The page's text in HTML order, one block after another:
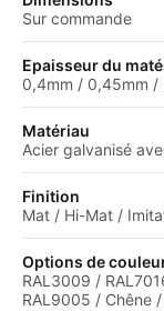
Sur commande
Epaisseur du
0,4mm / 0,45mm /
Matériau
Acier galvanisé
Finition
Mat / Hi-Mat /
Options de
RAL3009 /
RAL9005 / Chêne